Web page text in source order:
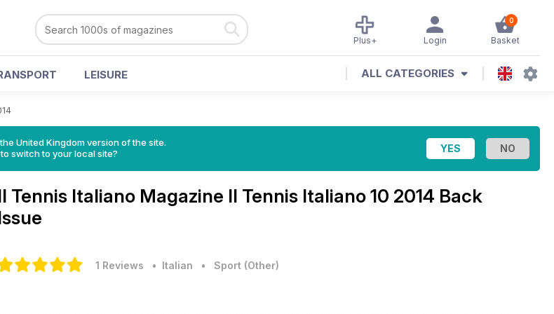
0
Basket
Login
Plus+
LEISURE ALL CATEGORIES
United Kingdom version of the site.
switch to your local site?
Tennis Italiano Magazine Il Tennis Italiano 10 2014 Back
1 Reviews • Italian • Sport (Other)